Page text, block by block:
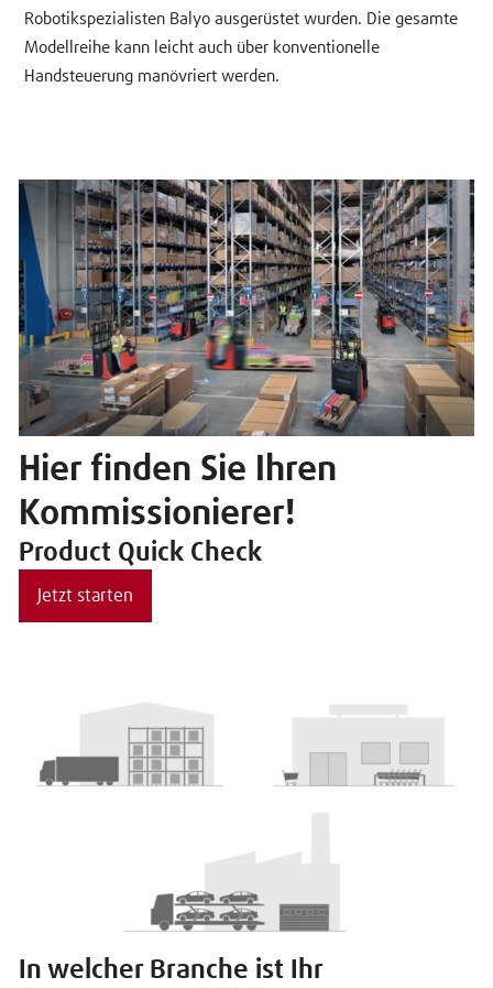
Robotikspezialisten Balyo ausgerüstet wurden. Die gesamte
Modellreihe kann leicht auch über konventionelle
Handsteuerung manövriert werden.
Hier finden Sie Ihren
Kommissionierer!
Product Quick Check
Jetzt starten
In welcher Branche ist Ihr